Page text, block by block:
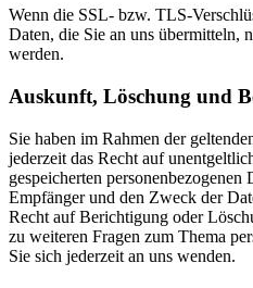
Wenn die SSL- bzw. TLS-
Daten, die Sie an uns übermitteln,
werden.
Auskunft, Löschung und
Sie haben im Rahmen der
jederzeit das Recht auf
gespeicherten
Empfänger und den Zweck der
Recht auf Berichtigung oder
zu weiteren Fragen zum Thema
Sie sich jederzeit an uns wenden.